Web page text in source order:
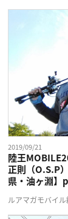
2019/09/21
陸王
正則（O.S.P
県・油ヶ淵
ルアマガモバイ